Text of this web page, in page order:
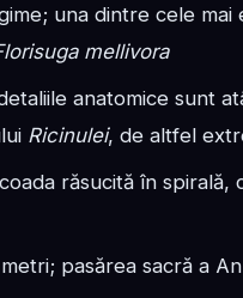
una dintre cele mai
mellivora
anatomice sunt
Ricinulei, de altfel
răsucită în
pasărea sacră a